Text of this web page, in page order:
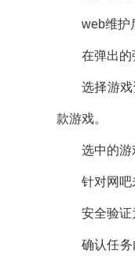
web维护后
在弹出的弹
选择游戏资
款游戏。
选中的游戏
针对网吧未
安全验证为
确认任务内